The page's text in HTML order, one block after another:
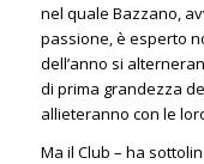
nel quale Bazzano,
passione, è esperto
dell’anno si
di prima grandezza
allieteranno con le
Ma il Club – ha